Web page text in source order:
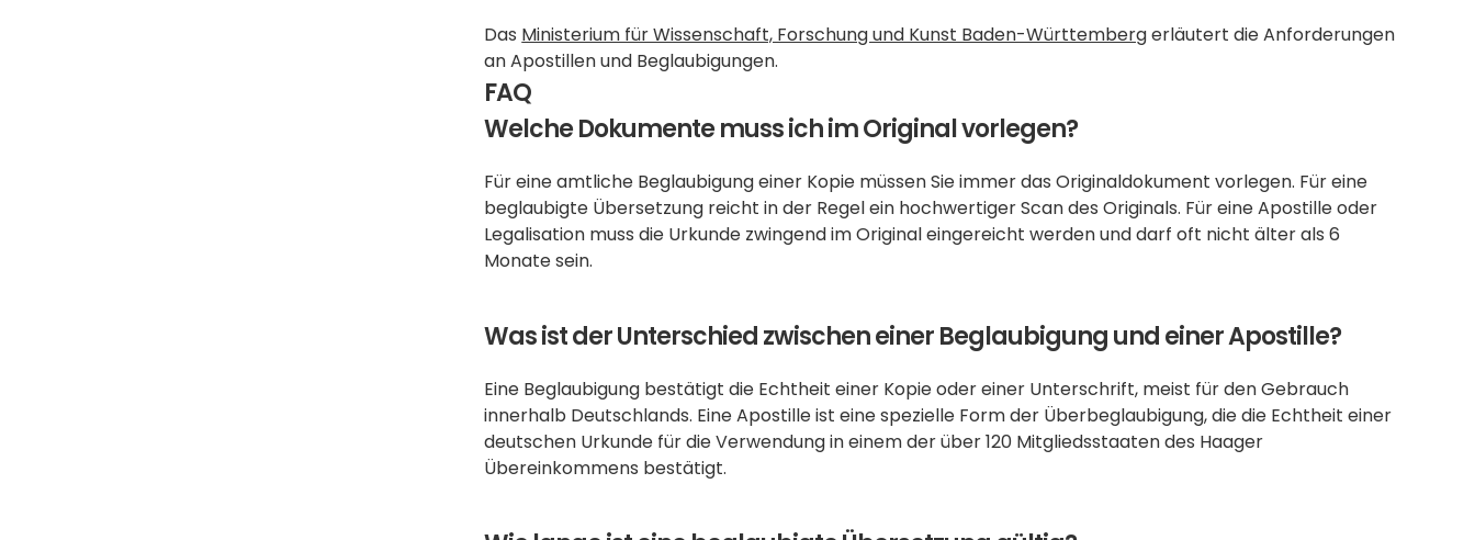
Das Ministerium für Wissenschaft, Forschung und Kunst Baden-Württemberg erläutert die Anforderungen
an Apostillen und Beglaubigungen.
FAQ
Welche Dokumente muss ich im Original vorlegen?
Für eine amtliche Beglaubigung einer Kopie müssen Sie immer das Originaldokument vorlegen. Für eine
beglaubigte Übersetzung reicht in der Regel ein hochwertiger Scan des Originals. Für eine Apostille oder
Legalisation muss die Urkunde zwingend im Original eingereicht werden und darf oft nicht älter als 6
Monate sein.
Was ist der Unterschied zwischen einer Beglaubigung und einer Apostille?
Eine Beglaubigung bestätigt die Echtheit einer Kopie oder einer Unterschrift, meist für den Gebrauch
innerhalb Deutschlands. Eine Apostille ist eine spezielle Form der Überbeglaubigung, die die Echtheit einer
deutschen Urkunde für die Verwendung in einem der über 120 Mitgliedsstaaten des Haager
Übereinkommens bestätigt.